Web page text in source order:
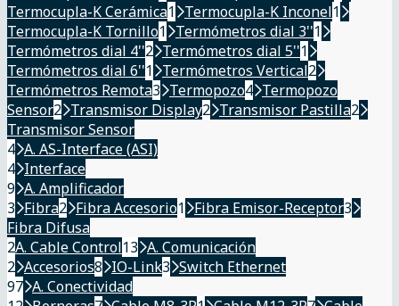
Termocupla-K Cerámica1 Termocupla-K Inconel1
Termocupla-K Tornillo1 Termómetros dial 3''1
Termómetros dial 4''2 Termómetros dial 5''1
Termómetros dial 6''1 Termómetros Vertical2
Termómetros Remota3 Termopozo4 Termopozo
Sensor2 Transmisor Display2 Transmisor Pastilla2
Transmisor Sensor
4 A. AS-Interface (ASI)
4 Interface
9 A. Amplificador
3 Fibra2 Fibra Accesorio1 Fibra Emisor-Receptor3
Fibra Difusa
2A. Cable Control13 A. Comunicación
2 Accesorios8 IO-Link3 Switch Ethernet
97 A. Conectividad